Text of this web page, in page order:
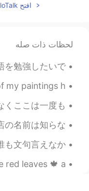
The colour
ッシュ • 미시
EN
FR
JP
KR
super posh 😋
ッシュ • 미시
EN
FR
JP
KR
シャンパン。
沙织
افتح HelloTalk للانضمام الى المحادثة
لحظات ذات صله
も今は練習することがあんまりできないのでもう一度日本語を勉強したいで...
Hi everyone! I want to share some of my paintings h...
で行ったことがなかったです。手羽先が好きでも、なんとなくここは一度も...
店に来ました。😁 日本語学校の近くの店ですが、今まで店の名前は知らな...
をずっと描いていました。結局のところ成績が高いですから誰も文句言えなか...
Perhaps the red leaves 🍁 a...